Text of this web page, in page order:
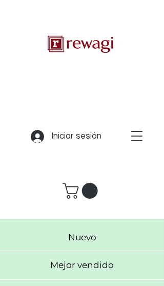
Nuevo
Mejor vendido
Iniciar sesión